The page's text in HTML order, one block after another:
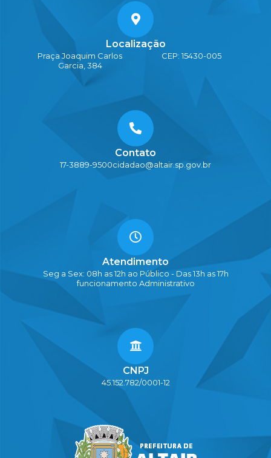
Localização
Praça Joaquim Carlos
Garcia, 384
CEP: 15430-005
Contato
17-3889-9500cidadao@altair.sp.gov.br
Atendimento
Seg a Sex: 08h as 12h ao Público - Das 13h as 17h
funcionamento Administrativo
CNPJ
45.152.782/0001-12